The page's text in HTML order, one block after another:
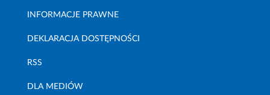
INFORMACJE PRAWNE
DEKLARACJA DOSTĘPNOŚCI
RSS
DLA MEDIÓW